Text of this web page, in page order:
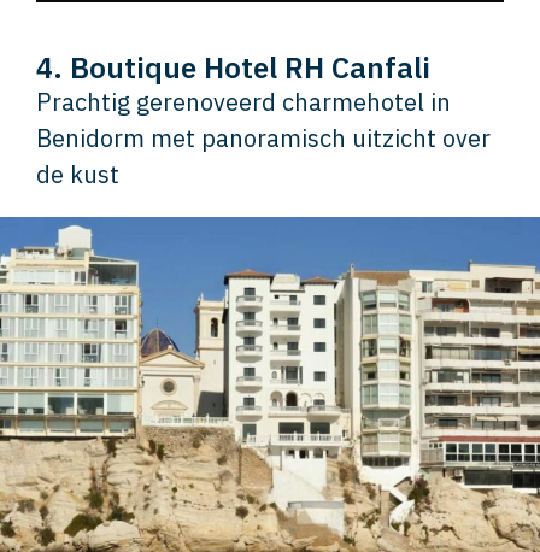
4. Boutique Hotel RH Canfali
Prachtig gerenoveerd charmehotel in
Benidorm met panoramisch uitzicht over
de kust